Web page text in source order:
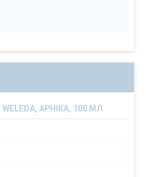
АРНІКА, 100 МЛ